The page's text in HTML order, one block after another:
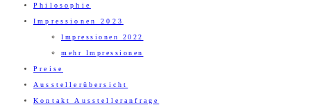
Philosophie
Impressionen 2023
Impressionen 2022
mehr Impressionen
Preise
Ausstellerübersicht
Kontakt Ausstelleranfrage